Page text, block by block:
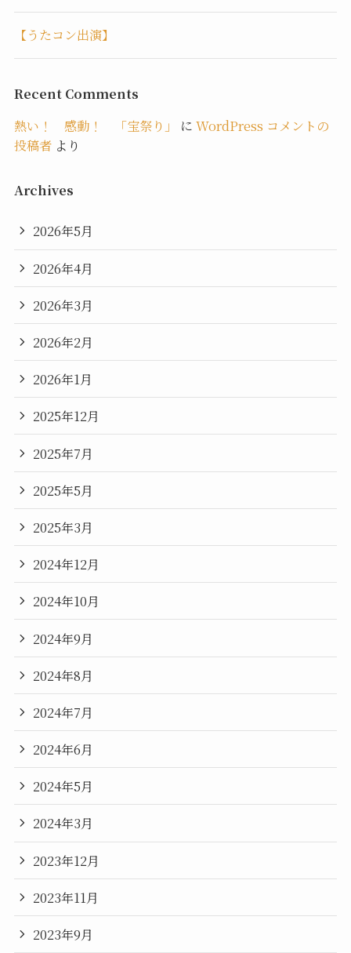
【うたコン出演】
Recent Comments
熱い！ 感動！ 「宝祭り」
に WordPress コメントの
投稿者より
Archives
2026年5月
2026年4月
2026年3月
2026年2月
2026年1月
2025年12月
2025年7月
2025年5月
2025年3月
2024年12月
2024年10月
2024年9月
2024年8月
2024年7月
2024年6月
2024年5月
2024年3月
2023年12月
2023年11月
2023年9月